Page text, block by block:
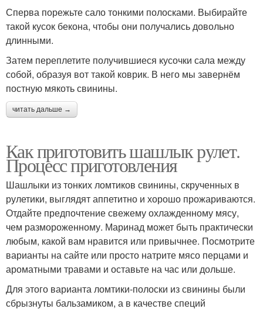
Сперва порежьте сало тонкими полосками. Выбирайте
такой кусок бекона, чтобы они получались довольно
длинными.
Затем переплетите получившиеся кусочки сала между
собой, образуя вот такой коврик. В него мы завернём
постную мякоть свинины.
читать дальше →
Как приготовить шашлык рулет.
Процесс приготовления
Шашлыки из тонких ломтиков свинины, скрученных в
рулетики, выглядят аппетитно и хорошо прожариваются.
Отдайте предпочтение свежему охлажденному мясу,
чем размороженному. Маринад может быть практически
любым, какой вам нравится или привычнее. Посмотрите
варианты на сайте или просто натрите мясо перцами и
ароматными травами и оставьте на час или дольше.
Для этого варианта ломтики-полоски из свинины были
сбрызнуты бальзамиком, а в качестве специй